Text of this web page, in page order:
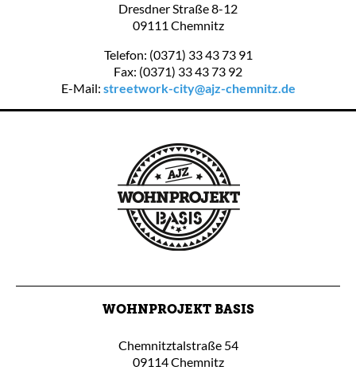
Dresdner Straße 8-12
09111 Chemnitz
Telefon: (0371) 33 43 73 91
Fax: (0371) 33 43 73 92
E-Mail: streetwork-city@ajz-chemnitz.de
WOHNPROJEKT BASIS
Chemnitztalstraße 54
09114 Chemnitz